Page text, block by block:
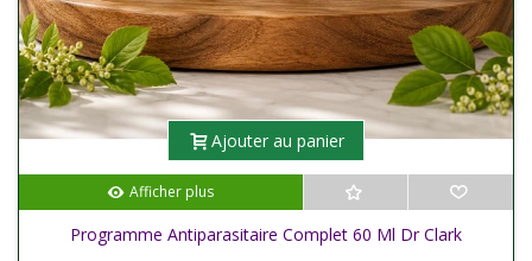
Ajouter au panier
Afficher plus
Programme Antiparasitaire Complet 60 Ml Dr Clark